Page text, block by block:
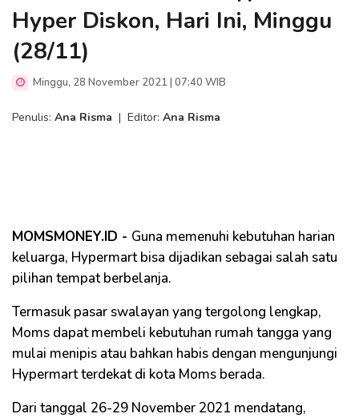
Hyper Diskon, Hari Ini, Minggu
(28/11)
Minggu, 28 November 2021 | 07:40 WIB
Penulis: Ana Risma | Editor: Ana Risma
MOMSMONEY.ID - Guna memenuhi kebutuhan harian
keluarga, Hypermart bisa dijadikan sebagai salah satu
pilihan tempat berbelanja.
Termasuk pasar swalayan yang tergolong lengkap,
Moms dapat membeli kebutuhan rumah tangga yang
mulai menipis atau bahkan habis dengan mengunjungi
Hypermart terdekat di kota Moms berada.
Dari tanggal 26-29 November 2021 mendatang,